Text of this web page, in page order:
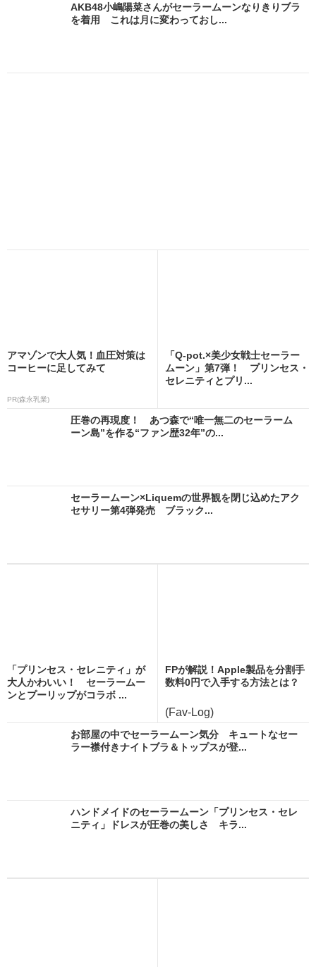
AKB48小嶋陽菜さんがセーラームーンなりきりブラ
を着用 これは月に変わっておし...
アマゾンで大人気！血圧対策は
コーヒーに足してみて
PR(森永乳業)
「Q-pot.×美少女戦士セーラー
ムーン」第7弾！ プリンセス・
セレニティとプリ...
圧巻の再現度！ あつ森で“唯一無二のセーラーム
ーン島”を作る“ファン歴32年”の...
セーラームーン×Liquemの世界観を閉じ込めたアク
セサリー第4弾発売 ブラック...
「プリンセス・セレニティ」が
大人かわいい！ セーラームー
ンとプーリップがコラボ ...
FPが解説！Apple製品を分割手
数料0円で入手する方法とは？
(Fav-Log)
お部屋の中でセーラームーン気分 キュートなセー
ラー襟付きナイトブラ＆トップスが登...
ハンドメイドのセーラームーン「プリンセス・セレ
ニティ」ドレスが圧巻の美しさ キラ...